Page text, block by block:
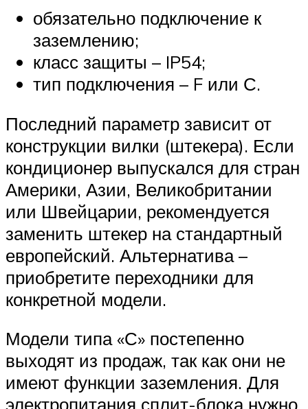
обязательно подключение к
заземлению;
класс защиты – IP54;
тип подключения – F или С.
Последний параметр зависит от
конструкции вилки (штекера). Если
кондиционер выпускался для стран
Америки, Азии, Великобритании
или Швейцарии, рекомендуется
заменить штекер на стандартный
европейский. Альтернатива –
приобретите переходники для
конкретной модели.
Модели типа «С» постепенно
выходят из продаж, так как они не
имеют функции заземления. Для
электропитания сплит-блока нужно